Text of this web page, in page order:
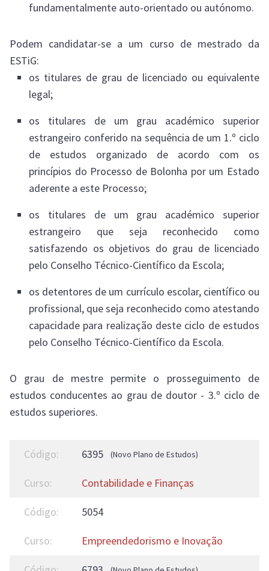
fundamentalmente auto-orientado ou autónomo.
Podem candidatar-se a um curso de mestrado da
ESTiG:
os titulares de grau de licenciado ou equivalente
legal;
os titulares de um grau académico superior
estrangeiro conferido na sequência de um 1.º ciclo
de estudos organizado de acordo com os
princípios do Processo de Bolonha por um Estado
aderente a este Processo;
os titulares de um grau académico superior
estrangeiro que seja reconhecido como
satisfazendo os objetivos do grau de licenciado
pelo Conselho Técnico-Científico da Escola;
os detentores de um currículo escolar, científico ou
profissional, que seja reconhecido como atestando
capacidade para realização deste ciclo de estudos
pelo Conselho Técnico-Científico da Escola.
O grau de mestre permite o prosseguimento de
estudos conducentes ao grau de doutor - 3.º ciclo de
estudos superiores.
6395 (Novo Plano de Estudos)
Contabilidade e Finanças
5054
Empreendedorismo e Inovação